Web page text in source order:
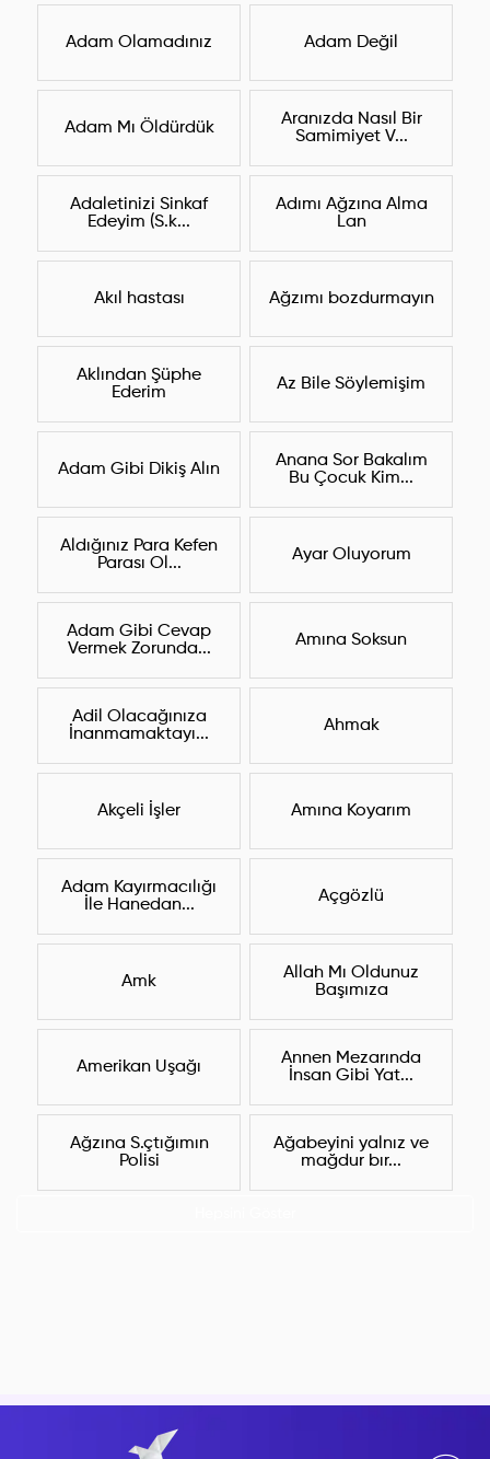
Adam Olamadınız Adam Değil
Adam Mı Öldürdük
Aranızda Nasıl Bir
Samimiyet V...
Adaletinizi Sinkaf
Edeyim (S.k...
Adımı Ağzına Alma
Lan
Akıl hastası Ağzımı bozdurmayın
Aklından Şüphe
Ederim
Az Bile Söylemişim
Adam Gibi Dikiş Alın
Anana Sor Bakalım
Bu Çocuk Kim...
Aldığınız Para Kefen
Parası Ol...
Ayar Oluyorum
Adam Gibi Cevap
Vermek Zorunda...
Amına Soksun
Adil Olacağınıza
İnanmamaktayı...
Ahmak
Akçeli İşler Amına Koyarım
Adam Kayırmacılığı
İle Hanedan...
Açgözlü
Amk
Allah Mı Oldunuz
Başımıza
Amerikan Uşağı
Annen Mezarında
İnsan Gibi Yat...
Ağzına S.çtığımın
Polisi
Ağabeyini yalnız ve
mağdur bır...